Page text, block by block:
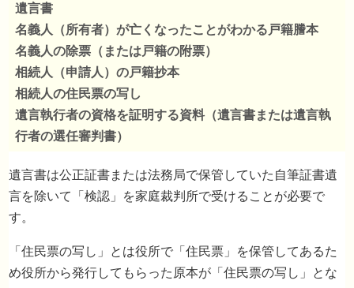
遺言書
名義人（所有者）が亡くなったことがわかる戸籍謄本
名義人の除票（または戸籍の附票）
相続人（申請人）の戸籍抄本
相続人の住民票の写し
遺言執行者の資格を証明する資料（遺言書または遺言執
行者の選任審判書）
遺言書は公正証書または法務局で保管していた自筆証書遺
言を除いて「検認」を家庭裁判所で受けることが必要で
す。
「住民票の写し」とは役所で「住民票」を保管してあるた
め役所から発行してもらった原本が「住民票の写し」とな